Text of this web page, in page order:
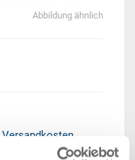
Abbildung ähnlich
Versandkosten